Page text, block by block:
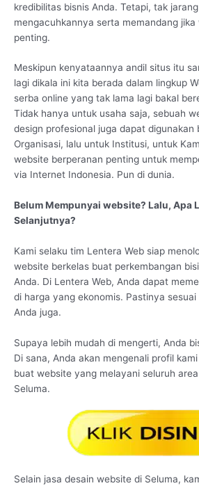
kredibilitas bisnis Anda. Tetapi, tak
mengacuhkannya serta memandang
penting.
Meskipun kenyataannya andil situs itu
lagi dikala ini kita berada dalam lingkup
serba online yang tak lama lagi bakal
Tidak hanya untuk usaha saja, sebuah
design profesional juga dapat digunakan
Organisasi, lalu untuk Institusi, untuk
website berperanan penting untuk
via Internet Indonesia. Pun di dunia.
Belum Mempunyai website? Lalu, Apa
Selanjutnya?
Kami selaku tim Lentera Web siap
website berkelas buat perkembangan
Anda. Di Lentera Web, Anda dapat
di harga yang ekonomis. Pastinya
Anda juga.
Supaya lebih mudah di mengerti, Anda
Di sana, Anda akan mengenali profil
buat website yang melayani seluruh
Seluma.
Selain jasa desain website di Seluma,